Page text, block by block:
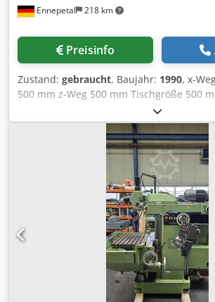
Ennepetal 218 km
Preisinfo
Zustand: gebraucht, Baujahr: 1990, x-
500 mm z-Weg 500 mm Tischgröße 500
Vorschubbereich 2- 10.000 mm/min
Werkzeugaufnahme ISO 40
Dwjdpfoyq Sk Uox Aflsa Hauptantrieb DC
Steuerung Dialog 11
Maschinengewicht ca. 5050 kg
m CNC Werkzeugfräsmaschine mit Dialog
Spritzschutzkabine, Runddrehtisch als 4-
Werkzeugwechselmagazin mit 40
wurde überholt. Maschine wurde in 2010
FPS überholt und modernisiert.